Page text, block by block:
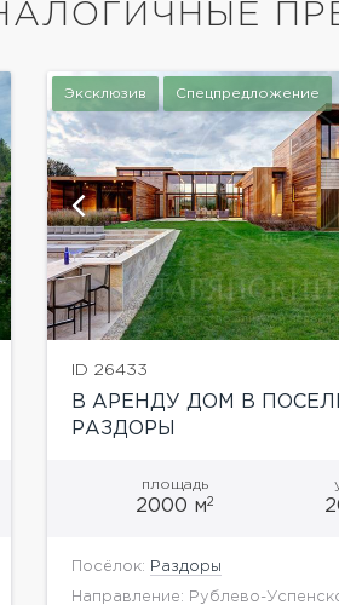
Эксклюзив Спецпредложение
ID 26433
В АРЕНДУ ДОМ В
РАЗДОРЫ
площадь
2000 м2
Посёлок: Раздоры
Направление: Рублево-
показать ещё 7